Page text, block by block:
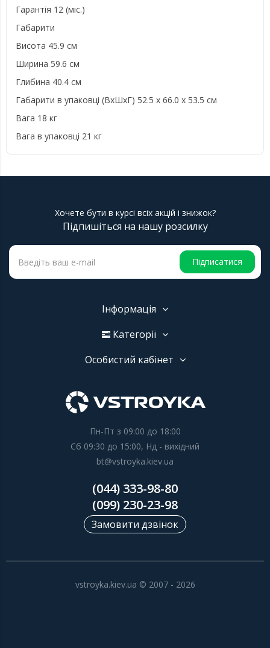
Гарантія 12 (міс.)
Габарити
Висота 45.9 см
Ширина 59.6 см
Глибина 40.4 см
Габарити в упаковці (ВxШxГ) 52.5 x 66.0 x 53.5 см
Вага 18 кг
Вага в упаковці 21 кг
Хочете бути в курсі всіх акцій і знижок?
Підпишіться на нашу розсилку
Підписатися
Інформація
Категорії
Особистий кабінет
Пн-Пт з 09:00 до 18:00
Сб 09:30 до 15:00, Нд - вихідний
bt@vstroyka.kiev.ua
(044) 333-98-80
(099) 230-23-98
Замовити дзвінок
vstroyka.kiev.ua © 2007 - 2026